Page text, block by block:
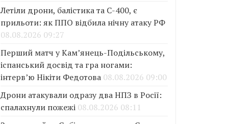
Летіли дрони, балістика та С-400, є
прильоти: як ППО відбила нічну атаку РФ
08.08.2026 09:27
Перший матч у Кам’янець-Подільському,
іспанський досвід та гра ногами:
інтерв’ю Нікіти Федотова 08.08.2026 09:00
Дрони атакували одразу два НПЗ в Росії:
спалахнули пожежі 08.08.2026 08:11